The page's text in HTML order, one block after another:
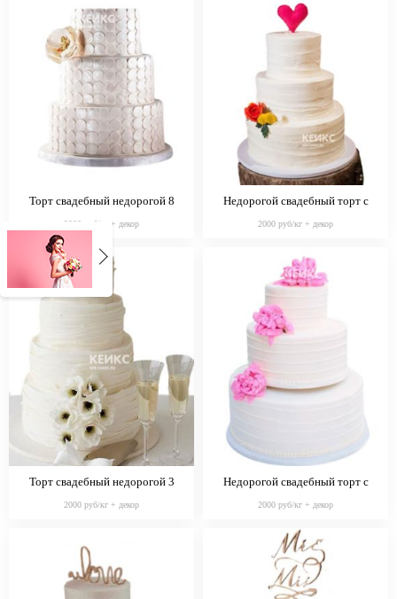
Торт свадебный недорогой 8
2000 руб/кг + декор
Недорогой свадебный торт с
2000 руб/кг + декор
Торт свадебный недорогой 3
2000 руб/кг + декор
Недорогой свадебный торт с
2000 руб/кг + декор